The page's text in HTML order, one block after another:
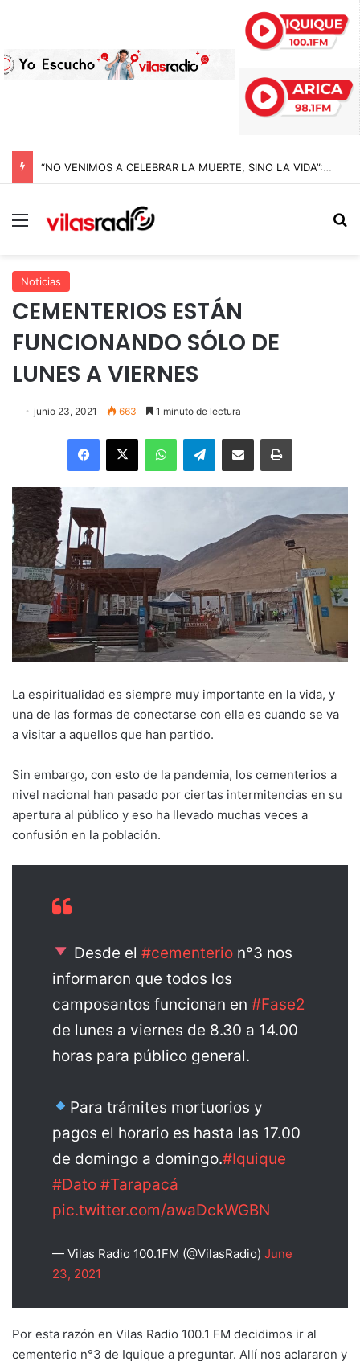
“NO VENIMOS A CELEBRAR LA MUERTE, SINO LA VIDA”: LA EMOTIVA ROMERÍA AL CEMENTERIO QUE MARCA EL CORAZÓN DE LA FIESTA DE SAN LORENZO
Menú
Noticias
CEMENTERIOS ESTÁN
FUNCIONANDO SÓLO DE
LUNES A VIERNES
junio 23, 2021 663 1 minuto de lectura
Facebook
X WhatsAppTelegramEnviar vía email Imprimir
La espiritualidad es siempre muy importante en la vida, y
una de las formas de conectarse con ella es cuando se va
a visitar a aquellos que han partido.
Sin embargo, con esto de la pandemia, los cementerios a
nivel nacional han pasado por ciertas intermitencias en su
apertura al público y eso ha llevado muchas veces a
confusión en la población.
Desde el #cementerion°3 nos
informaron que todos los
camposantos funcionan en #Fase2
de lunes a viernes de 8.30 a 14.00
horas para público general.
Para trámites mortuorios y
pagos el horario es hasta las 17.00
de domingo a domingo.#Iquique
#Dato #Tarapacá
pic.twitter.com/awaDckWGBN
— Vilas Radio 100.1FM (@VilasRadio) June
23, 2021
Por esta razón en Vilas Radio 100.1 FM decidimos ir al
cementerio n°3 de Iquique a preguntar. Allí nos aclararon y